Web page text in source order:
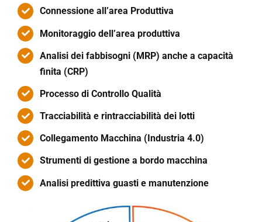
Connessione all’area Produttiva
Monitoraggio dell’area produttiva
Analisi dei fabbisogni (MRP) anche a capacità
finita (CRP)
Processo di Controllo Qualità
Tracciabilità e rintracciabilità dei lotti
Collegamento Macchina (Industria 4.0)
Strumenti di gestione a bordo macchina
Analisi predittiva guasti e manutenzione